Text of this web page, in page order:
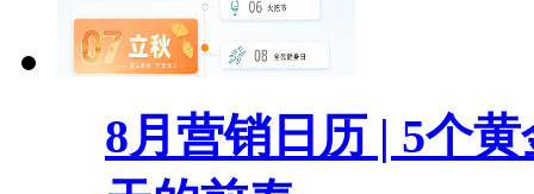
8月营销日历 | 5个